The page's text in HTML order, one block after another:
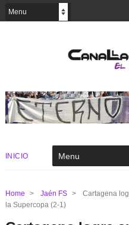
INICIO
Home > Jaén FS >
Cartagena
la Supercopa (2-1)